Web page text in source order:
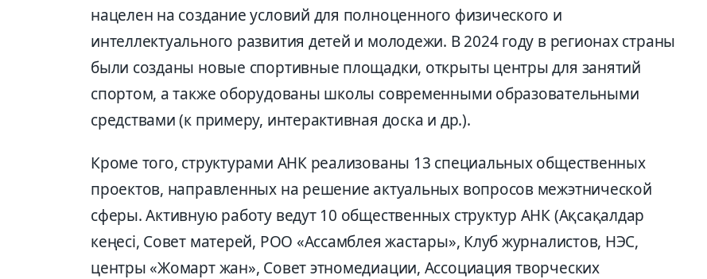
нацелен на создание условий для полноценного физического и
интеллектуального развития детей и молодежи. В 2024 году в регионах страны
были созданы новые спортивные площадки, открыты центры для занятий
спортом, а также оборудованы школы современными образовательными
средствами (к примеру, интерактивная доска и др.).
Кроме того, структурами АНК реализованы 13 специальных общественных
проектов, направленных на решение актуальных вопросов межэтнической
сферы. Активную работу ведут 10 общественных структур АНК (Ақсақалдар
кеңесі, Совет матерей, РОО «Ассамблея жастары», Клуб журналистов, НЭС,
центры «Жомарт жан», Совет этномедиации, Ассоциация творческих